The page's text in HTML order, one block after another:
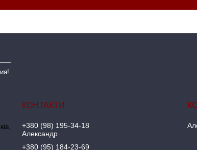
+380 (98) 195-34-18
Александр
+380 (95) 184-23-69